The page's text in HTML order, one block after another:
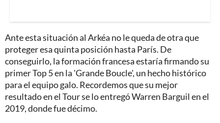
Ante esta situación al Arkéa no le queda de otra que
proteger esa quinta posición hasta París. De
conseguirlo, la formación francesa estaría firmando su
primer Top 5 en la 'Grande Boucle', un hecho histórico
para el equipo galo. Recordemos que su mejor
resultado en el Tour se lo entregó Warren Barguil en el
2019, donde fue décimo.